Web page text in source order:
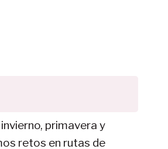
primavera y
retos en rutas de